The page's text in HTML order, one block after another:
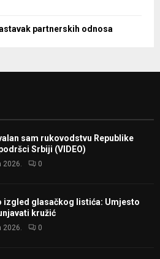
partnerskih odnosa
sam rukovodstvu Republike
Srbiji (VIDEO)
0
izgled glasačkog listića: Umjesto
kružić
2026. 0